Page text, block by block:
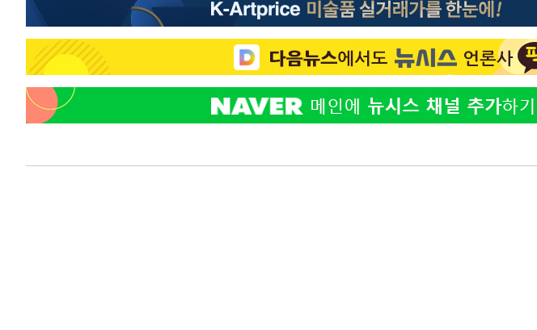
1시간 전 >
백운산서 80년근 천종산삼 9뿌리 발견…감정가 1.3억원
1시간 전 >선재도서 해루질 나섰다 실종 60대, 닷새 만에 숨진 채 발견
2시간 전 >남자 농구, 나고야 아시안게임서 '홈팀' 일본과 한일전
3시간 전 >
극한폭염 한풀 꺾이지만…'낮 최고 35도' 무더위, 열대야 계속[다음주
날씨]
4시간 전 >축구협회 "압수수색·성접대 논란 사과…쇄신의 기회로 삼겠다"
8시간 전 >'최고 37도' 폭염 지속…강원동해안 최대 150㎜ 비